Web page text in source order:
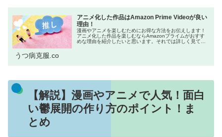
アニメ化した作品はAmazon Prime Videoが良い
理由！
漫画やアニメを楽しむためにお得な方法をお伝えします！
アニメ化した作品を楽しむならAmazonプライムがおすす
めな理由を紹介したいと思います。それでは詳しく見てい
うつ病克服.co
【解説】漫画やアニメで人気！面白
い鬱展開の作り方のポイント！ま
とめ